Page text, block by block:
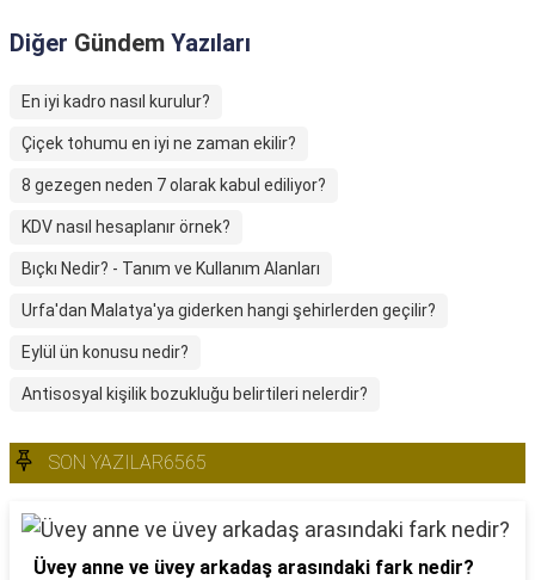
Diğer Gündem Yazıları
En iyi kadro nasıl kurulur?
Çiçek tohumu en iyi ne zaman ekilir?
8 gezegen neden 7 olarak kabul ediliyor?
KDV nasıl hesaplanır örnek?
Bıçkı Nedir? - Tanım ve Kullanım Alanları
Urfa'dan Malatya'ya giderken hangi şehirlerden geçilir?
Eylül ün konusu nedir?
Antisosyal kişilik bozukluğu belirtileri nelerdir?
SON YAZILAR6565
Üvey anne ve üvey arkadaş arasındaki fark nedir?